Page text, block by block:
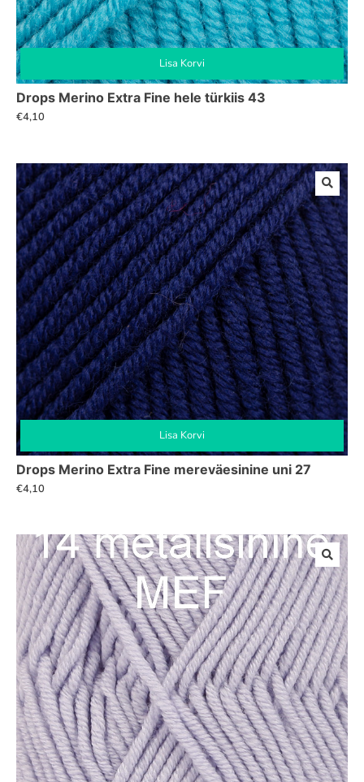
Lisa Korvi
Drops Merino Extra Fine hele türkiis 43
€4,10
Lisa Korvi
Drops Merino Extra Fine mereväesinine uni 27
€4,10